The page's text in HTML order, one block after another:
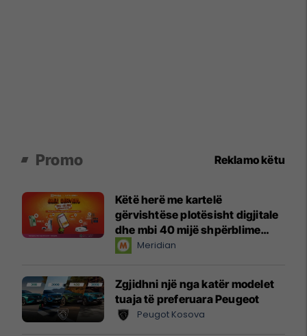
Promo Reklamo këtu
Këtë herë me kartelë
gërvishtëse plotësisht digjitale
dhe mbi 40 mijë shpërblime
instant!Meridian
Zgjidhni një nga katër modelet
tuaja të preferuara Peugeot
Peugot Kosova